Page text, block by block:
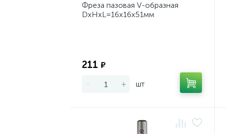
Фреза пазовая V-образная
DxHxL=16х16х51мм
211 ₽
- + шт